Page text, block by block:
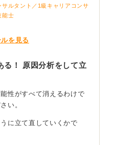
サルタント／1級キャリアコンサ
能士
を見る
る！ 原因分析をして立
性がすべて消えるわけで
い。
に立て直していくかで